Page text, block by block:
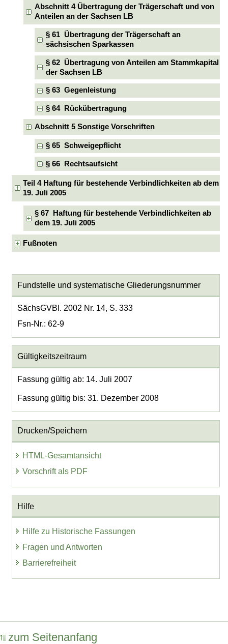
Abschnitt 4 Übertragung der Trägerschaft und von
Anteilen an der Sachsen LB
§ 61 Übertragung der Trägerschaft an
sächsischen Sparkassen
§ 62 Übertragung von Anteilen am Stammkapital
der Sachsen LB
§ 63 Gegenleistung
§ 64 Rückübertragung
Abschnitt 5 Sonstige Vorschriften
§ 65 Schweigepflicht
§ 66 Rechtsaufsicht
Teil 4 Haftung für bestehende Verbindlichkeiten ab dem
19. Juli 2005
§ 67 Haftung für bestehende Verbindlichkeiten ab
dem 19. Juli 2005
Fußnoten
Fundstelle und systematische Gliederungsnummer
SächsGVBl. 2002 Nr. 14, S. 333
Fsn-Nr.: 62-9
Gültigkeitszeitraum
Fassung gültig ab: 14. Juli 2007
Fassung gültig bis: 31. Dezember 2008
Drucken/Speichern
HTML-Gesamtansicht
Vorschrift als PDF
Hilfe
Hilfe zu Historische Fassungen
Fragen und Antworten
Barrierefreiheit
zum Seitenanfang